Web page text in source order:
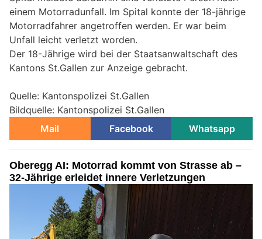
einem Motorradunfall. Im Spital konnte der 18-jährige
Motorradfahrer angetroffen werden. Er war beim
Unfall leicht verletzt worden.
Der 18-Jährige wird bei der Staatsanwaltschaft des
Kantons St.Gallen zur Anzeige gebracht.
Quelle: Kantonspolizei St.Gallen
Bildquelle: Kantonspolizei St.Gallen
Mail
Facebook Whatsapp
Oberegg AI: Motorrad kommt von Strasse ab –
32-Jährige erleidet innere Verletzungen